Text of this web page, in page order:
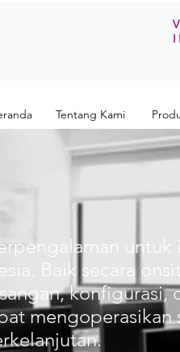
Tentang Kami
Baik secara
konfigurasi,
mengoperasikan